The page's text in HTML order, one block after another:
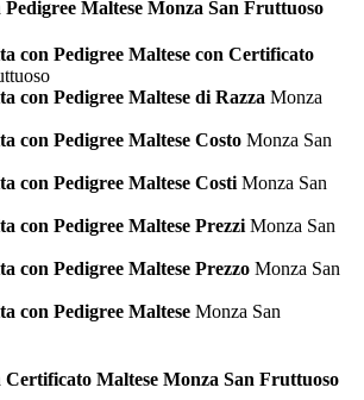
Maltese Monza San Fruttuoso
con Pedigree Maltese con Certificato
con Pedigree Maltese di Razza Monza
con Pedigree Maltese Costo Monza San
con Pedigree Maltese Costi Monza San
con Pedigree Maltese Prezzi Monza San
con Pedigree Maltese Prezzo Monza San
con Pedigree Maltese Monza San
Certificato Maltese Monza San Fruttuoso